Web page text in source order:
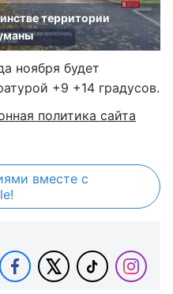
территории
ноября будет
+9 +14 градусов.
политика сайта
вместе с